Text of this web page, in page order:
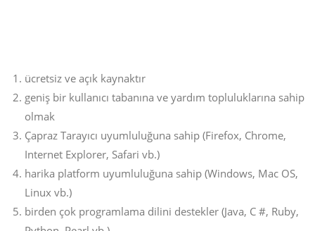
ücretsiz ve açık kaynaktır
geniş bir kullanıcı tabanına ve yardım topluluklarına sahip
olmak
Çapraz Tarayıcı uyumluluğuna sahip (Firefox, Chrome,
Internet Explorer, Safari vb.)
harika platform uyumluluğuna sahip (Windows, Mac OS,
Linux vb.)
birden çok programlama dilini destekler (Java, C #, Ruby,